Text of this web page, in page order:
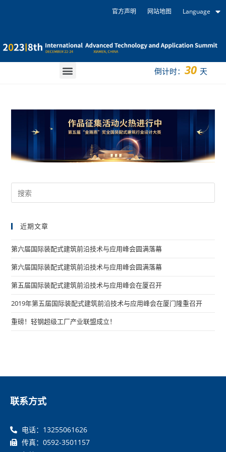
官方声明 网站地图 Language
倒计时： 30 天
近期文章
第六届国际装配式建筑前沿技术与应用峰会圆满落幕
第六届国际装配式建筑前沿技术与应用峰会圆满落幕
第五届国际装配式建筑前沿技术与应用峰会在厦召开
2019年第五届国际装配式建筑前沿技术与应用峰会在厦门隆重召开
重磅！轻钢超级工厂产业联盟成立！
联系方式
电话：13255061626
传真：0592-3501157